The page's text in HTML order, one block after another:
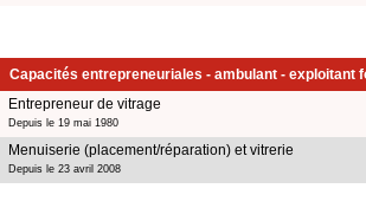
Capacités entrepreneuriales - ambulant - exploitant
Entrepreneur de vitrage
Depuis le 19 mai 1980
Menuiserie (placement/réparation) et vitrerie
Depuis le 23 avril 2008